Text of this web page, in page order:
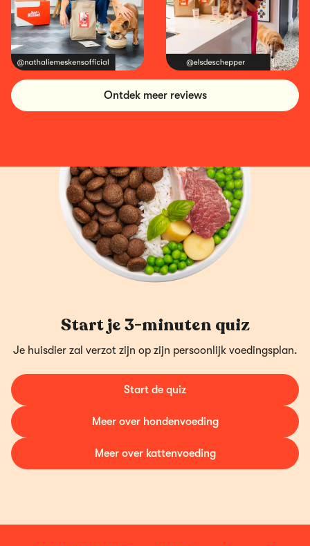
Ontdek meer reviews
Start je 3-minuten quiz
Je huisdier zal verzot zijn op zijn persoonlijk voedingsplan.
Start de quiz
Meer over hondenvoeding
Meer over kattenvoeding